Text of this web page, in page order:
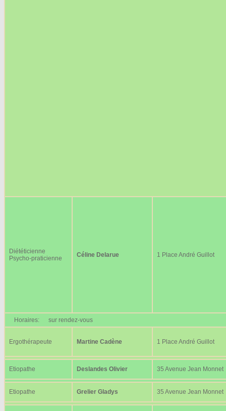
Diététicienne
Psycho-praticienne
Céline Delarue 1 Place André Guillot
Horaires: sur rendez-vous
Ergothérapeute Martine Cadène 1 Place André Guillot
Etiopathe Deslandes Olivier 35 Avenue Jean Monnet
Etiopathe Grelier Gladys 35 Avenue Jean Monnet